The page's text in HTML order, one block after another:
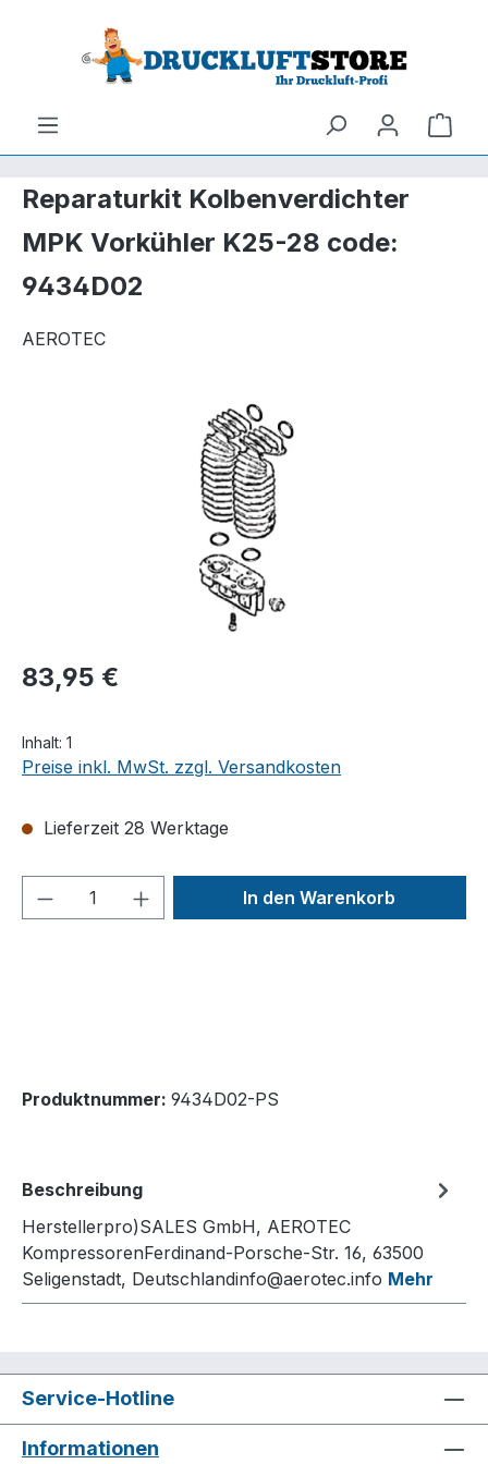
Hauptinhalt springen
Zur Suche springen
Reparaturkit Kolbenverdichter
MPK Vorkühler K25-28 code:
9434D02
AEROTEC
Bildergalerie überspringen
83,95 €
Inhalt: 1
Preise inkl. MwSt. zzgl. Versandkosten
Lieferzeit 28 Werktage
Produkt Anzahl: Gib denIn den Warenkorb
Produktnummer: 9434D02-PS
Beschreibung
Herstellerpro)SALES GmbH, AEROTEC
KompressorenFerdinand-Porsche-Str. 16, 63500
Seligenstadt, Deutschlandinfo@aerotec.info Mehr
Service-Hotline
Informationen